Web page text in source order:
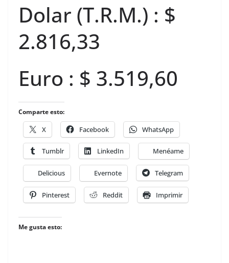
Dolar (T.R.M.) : $
2.816,33
Euro : $ 3.519,60
Comparte esto:
X Facebook WhatsApp
Tumblr LinkedIn Menéame
Delicious Evernote Telegram
Pinterest Reddit Imprimir
Me gusta esto: